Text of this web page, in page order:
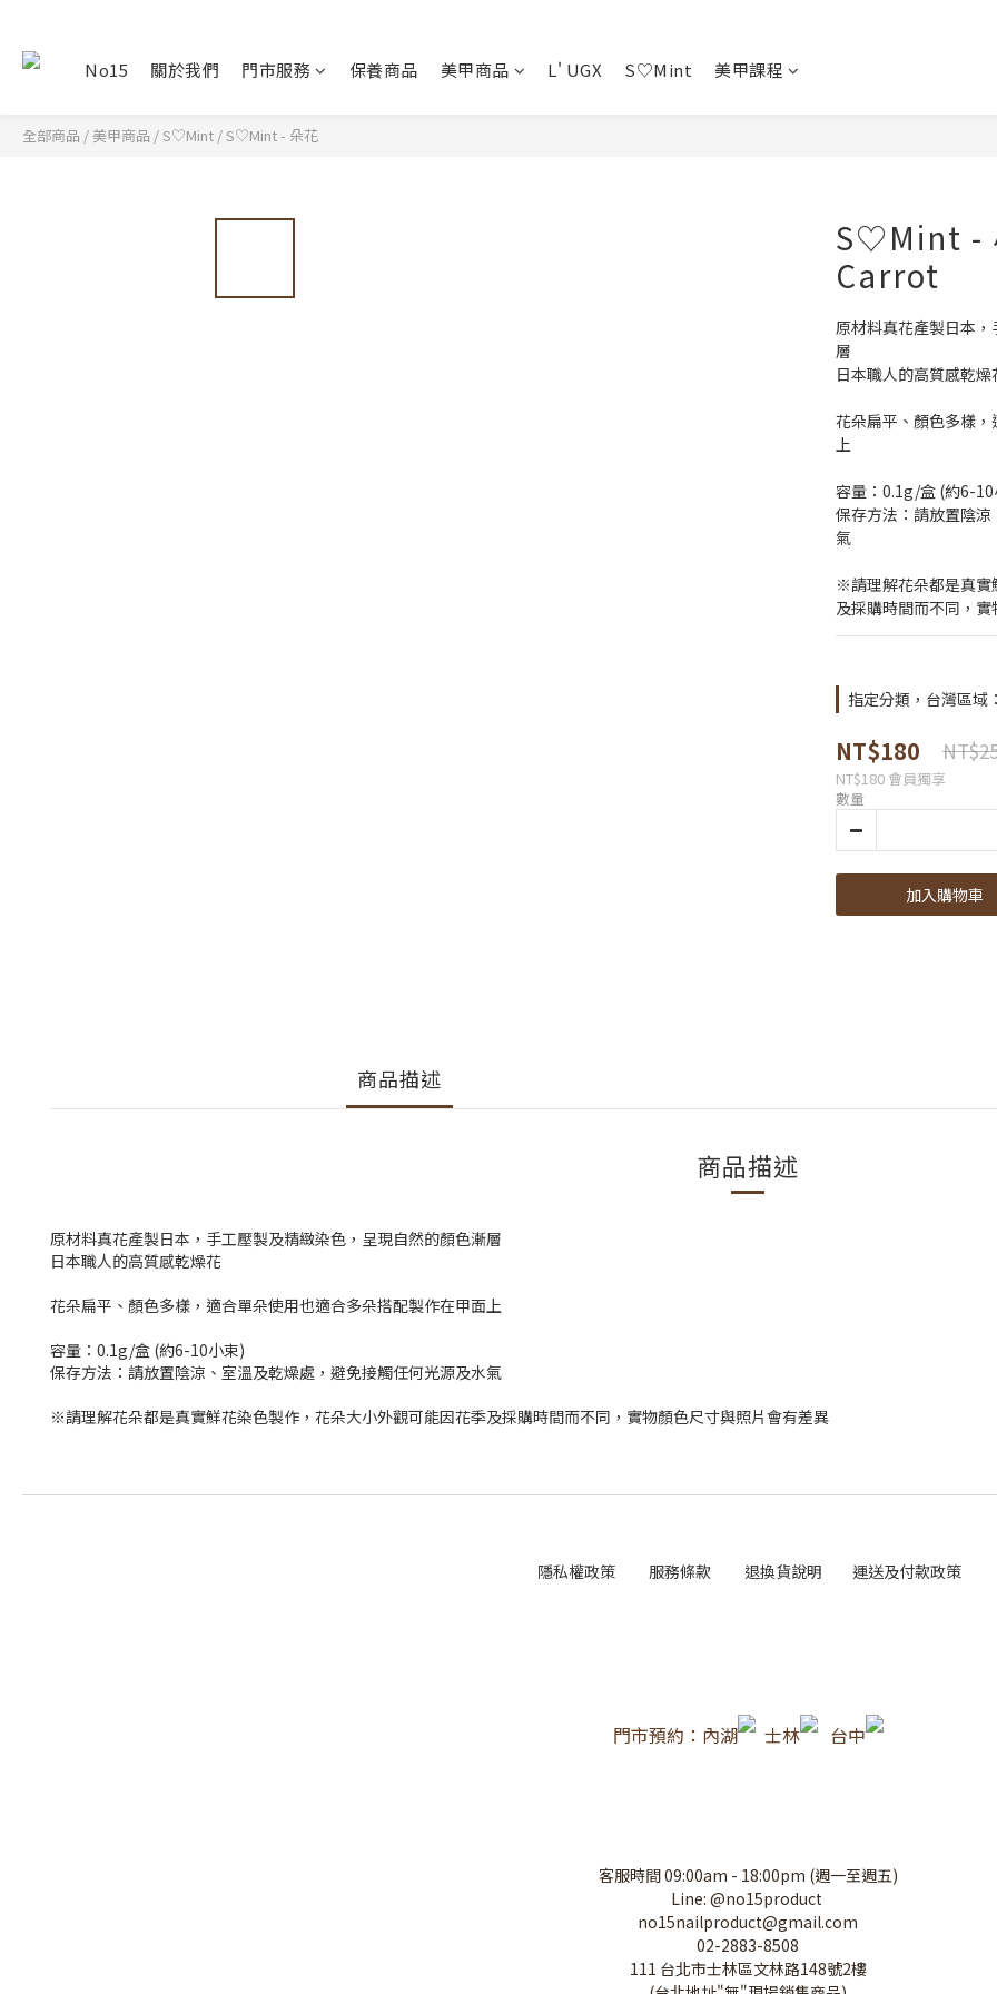
No15 關於我們 門市服務 保養商品 美甲商品 L' UGX S♡Mint 美甲課程
全部商品 / 美甲商品 /S♡Mint /S♡Mint - 朵花
S♡Mint -
Carrot
原材料真花產製日本
層
日本職人的高質感乾燥
花朵扁平、顏色多樣
上
容量：0.1g/盒 (約6-10
保存方法：請放置陰
氣
※請理解花朵都是真實
及採購時間而不同，
指定分類，台灣區域
NT$180
NT$180 會員獨享
數量
加入購物車
商品描述
商品描述
原材料真花產製日本，手工壓製及精緻染色，呈現自然的顏色漸層
日本職人的高質感乾燥花
花朵扁平、顏色多樣，適合單朵使用也適合多朵搭配製作在甲面上
容量：0.1g/盒 (約6-10小束)
保存方法：請放置陰涼、室溫及乾燥處，避免接觸任何光源及水氣
※請理解花朵都是真實鮮花染色製作，花朵大小外觀可能因花季及採購時間而不同，實物顏色尺寸與照片會有差異
隱私權政策 服務條款 退換貨說明 運送及付款政策
門市預約：內湖 士林 台中
客服時間 09:00am - 18:00pm (週一至週五)
Line: @no15product
no15nailproduct@gmail.com
02-2883-8508
111 台北市士林區文林路148號2樓